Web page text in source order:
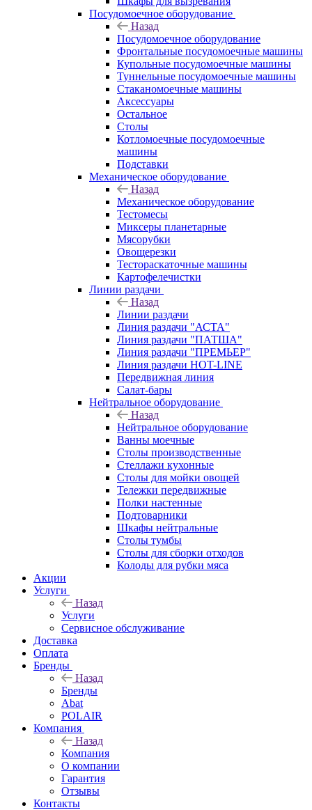
Посудомоечное оборудование
Назад
Посудомоечное оборудование
Фронтальные посудомоечные машины
Купольные посудомоечные машины
Туннельные посудомоечные машины
Стаканомоечные машины
Аксессуары
Остальное
Столы
Котломоечные посудомоечные
машины
Подставки
Механическое оборудование
Назад
Механическое оборудование
Тестомесы
Миксеры планетарные
Мясорубки
Овощерезки
Тестораскаточные машины
Картофелечистки
Линии раздачи
Назад
Линии раздачи
Линия раздачи "АСТА"
Линия раздачи "ПАТША"
Линия раздачи "ПРЕМЬЕР"
Линия раздачи HOT-LINE
Передвижная линия
Салат-бары
Нейтральное оборудование
Назад
Нейтральное оборудование
Ванны моечные
Столы производственные
Стеллажи кухонные
Столы для мойки овощей
Тележки передвижные
Полки настенные
Подтоварники
Шкафы нейтральные
Столы тумбы
Столы для сборки отходов
Колоды для рубки мяса
Акции
Услуги
Назад
Услуги
Сервисное обслуживание
Доставка
Оплата
Бренды
Назад
Бренды
Abat
POLAIR
Компания
Назад
Компания
О компании
Гарантия
Отзывы
Контакты